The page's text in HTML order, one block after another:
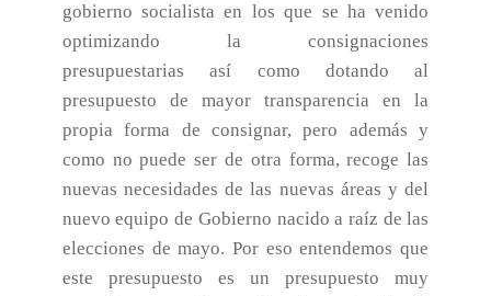
gobierno socialista en los que se ha venido
optimizando la consignaciones
presupuestarias así como dotando al
presupuesto de mayor transparencia en la
propia forma de consignar, pero además y
como no puede ser de otra forma, recoge las
nuevas necesidades de las nuevas áreas y del
nuevo equipo de Gobierno nacido a raíz de las
elecciones de mayo. Por eso entendemos que
este presupuesto es un presupuesto muy